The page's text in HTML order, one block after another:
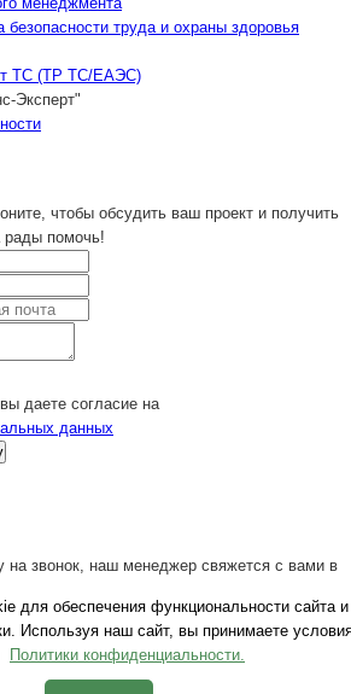
труда и охраны здоровья
ТС (ТР ТС/ЕАЭС)
Эксперт"
чтобы обсудить ваш проект и получить
рады помочь!
даете согласие на
данных
на звонок, наш менеджер свяжется с вами в
для обеспечения функциональности сайта и
Используя наш сайт, вы принимаете
Политики конфиденциальности.